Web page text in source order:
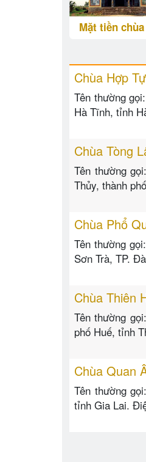
Mặt tiền chùa
Chùa Hợp Tự
Tên thường
Hà Tĩnh, tỉnh
Chùa Tòng
Tên thường
Thủy, thành
Chùa Phổ
Tên thường
Sơn Trà, TP.
Chùa Thiên
Tên thường
phố Huế, tỉnh
Chùa Quan
Tên thường
tỉnh Gia Lai.